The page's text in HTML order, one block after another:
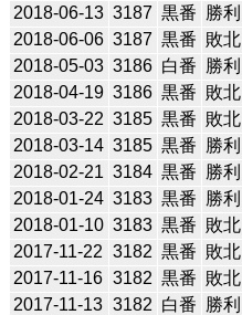
2018-06-13 3187 黒番 勝利
2018-06-06 3187 黒番 敗北
2018-05-03 3186 白番 勝利
2018-04-19 3186 黒番 敗北
2018-03-22 3185 黒番 敗北
2018-03-14 3185 黒番 勝利
2018-02-21 3184 黒番 勝利
2018-01-24 3183 黒番 勝利
2018-01-10 3183 黒番 敗北
2017-11-22 3182 黒番 敗北
2017-11-16 3182 黒番 敗北
2017-11-13 3182 白番 勝利